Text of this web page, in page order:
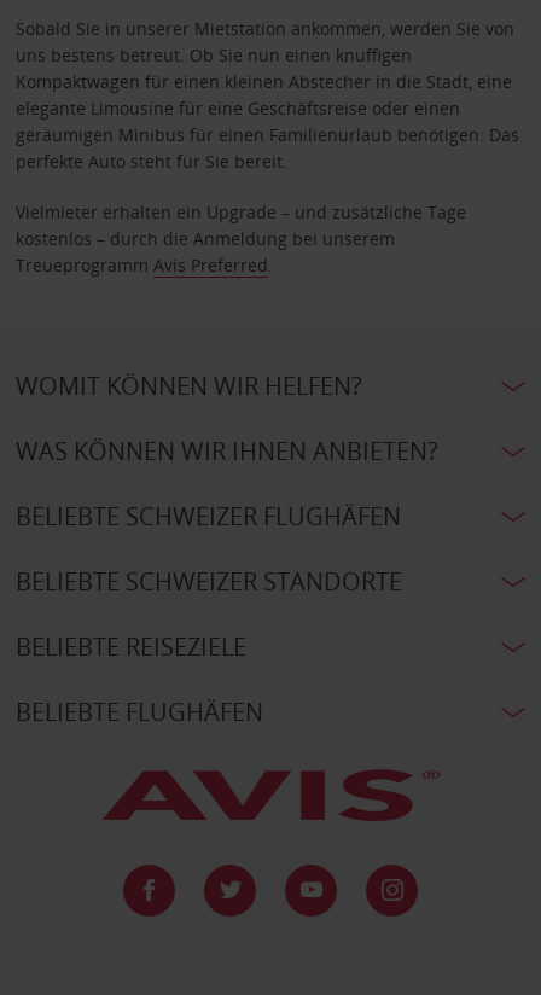
Sobald Sie in unserer Mietstation ankommen, werden Sie von
uns bestens betreut. Ob Sie nun einen knuffigen
Kompaktwagen für einen kleinen Abstecher in die Stadt, eine
elegante Limousine für eine Geschäftsreise oder einen
geräumigen Minibus für einen Familienurlaub benötigen: Das
perfekte Auto steht für Sie bereit.
Vielmieter erhalten ein Upgrade – und zusätzliche Tage
kostenlos – durch die Anmeldung bei unserem
Treueprogramm Avis Preferred
WOMIT KÖNNEN WIR HELFEN?
WAS KÖNNEN WIR IHNEN ANBIETEN?
BELIEBTE SCHWEIZER FLUGHÄFEN
BELIEBTE SCHWEIZER STANDORTE
BELIEBTE REISEZIELE
BELIEBTE FLUGHÄFEN